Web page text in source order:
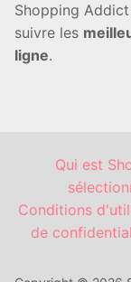
Shopping
suivre les
ligne.
Qui est
Conditions
de